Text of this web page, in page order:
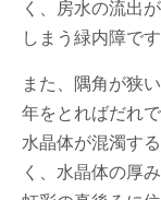
く、房水の流出
しまう緑内障です
また、隅角が狭
年をとればだれ
水晶体が混濁す
く、水晶体の厚